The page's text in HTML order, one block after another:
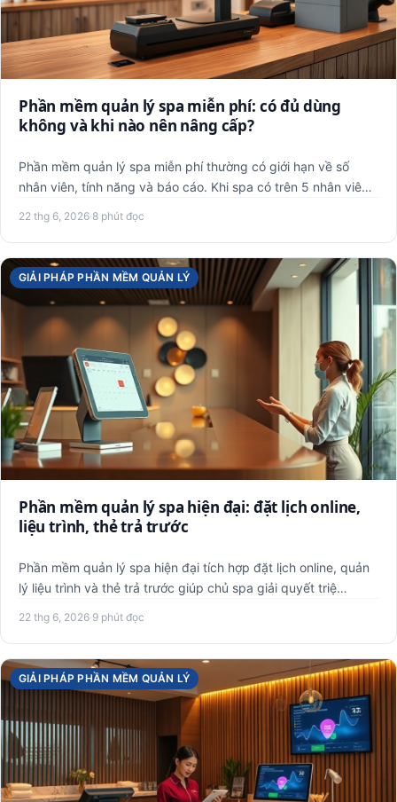
Phần mềm quản lý spa miễn phí: có đủ dùng
không và khi nào nên nâng cấp?
Phần mềm quản lý spa miễn phí thường có giới hạn về số
nhân viên, tính năng và báo cáo. Khi spa có trên 5 nhân viên,
22 thg 6, 2026·8 phút đọc
GIẢI PHÁP PHẦN MỀM QUẢN LÝ
Phần mềm quản lý spa hiện đại: đặt lịch online,
liệu trình, thẻ trả trước
Phần mềm quản lý spa hiện đại tích hợp đặt lịch online, quản
lý liệu trình và thẻ trả trước giúp chủ spa giải quyết triệ…
22 thg 6, 2026·9 phút đọc
GIẢI PHÁP PHẦN MỀM QUẢN LÝ